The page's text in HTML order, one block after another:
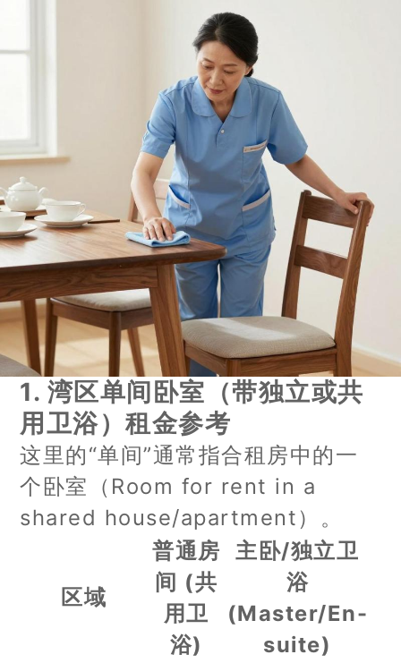
1. 湾区单间卧室（带独立或共
用卫浴）租金参考
这里的“单间”通常指合租房中的一
个卧室（Room for rent in a
shared house/apartment）。
区域
普通房
间 (共
用卫
浴)
主卧/独立卫
浴
(Master/En-
suite)